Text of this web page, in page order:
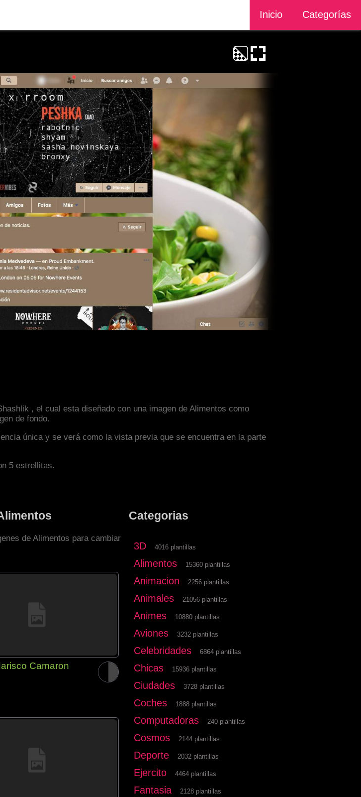
Inicio Categorías
, el cual esta diseñado con una imagen de Alimentos como
de fondo.
única y se verá como la vista previa que se encuentra en la parte
5 estrellitas.
de Alimentos para cambiar
Camaron
Categorias
3D 4016 plantillas
Alimentos 15360 plantillas
Animacion 2256 plantillas
Animales 21056 plantillas
Animes 10880 plantillas
Aviones 3232 plantillas
Celebridades 6864 plantillas
Chicas 15936 plantillas
Ciudades 3728 plantillas
Coches 1888 plantillas
Computadoras 240 plantillas
Cosmos 2144 plantillas
Deporte 2032 plantillas
Ejercito 4464 plantillas
Fantasia 2128 plantillas